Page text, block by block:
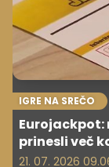
IGRE NA SREČO
Eurojackpot:
prinesli več
21. 07. 2026